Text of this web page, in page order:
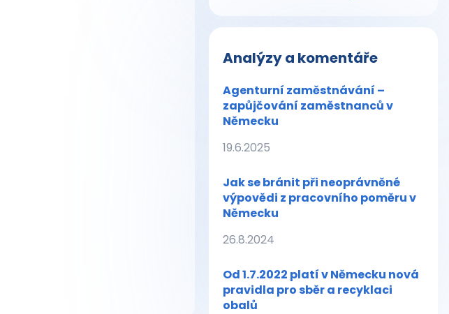
Analýzy a komentáře
Agenturní zaměstnávání –
zapůjčování zaměstnanců v
Německu
19.6.2025
Jak se bránit při neoprávněné
výpovědi z pracovního poměru v
Německu
26.8.2024
Od 1.7.2022 platí v Německu nová
pravidla pro sběr a recyklaci
obalů